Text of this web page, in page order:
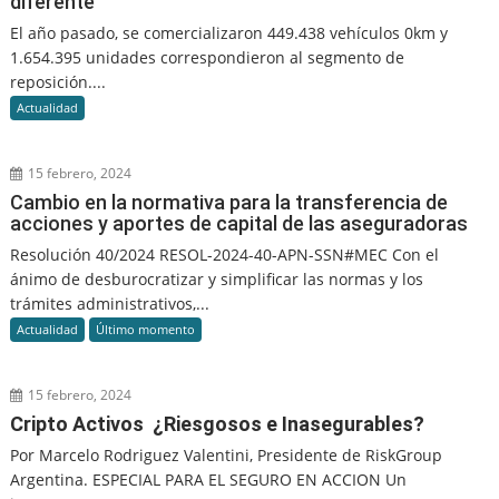
El año pasado, se comercializaron 449.438 vehículos 0km y
1.654.395 unidades correspondieron al segmento de
reposición....
Actualidad
15 febrero, 2024
Cambio en la normativa para la transferencia de
acciones y aportes de capital de las aseguradoras
Resolución 40/2024 RESOL-2024-40-APN-SSN#MEC Con el
ánimo de desburocratizar y simplificar las normas y los
trámites administrativos,...
Actualidad Último momento
15 febrero, 2024
Cripto Activos ¿Riesgosos e Inasegurables?
Por Marcelo Rodriguez Valentini, Presidente de RiskGroup
Argentina. ESPECIAL PARA EL SEGURO EN ACCION Un